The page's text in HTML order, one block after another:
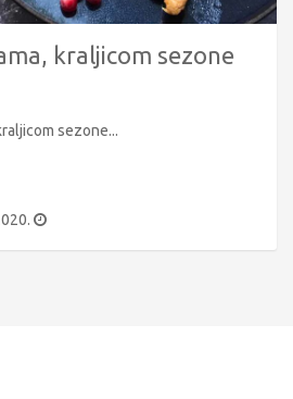
kraljicom sezone
sezone...